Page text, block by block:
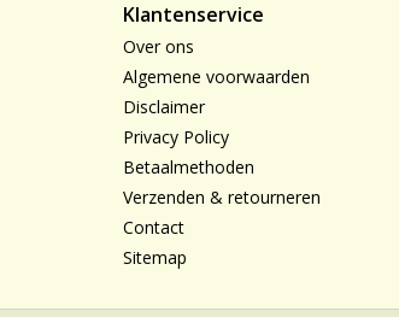
Klantenservice
Over ons
Algemene voorwaarden
Disclaimer
Privacy Policy
Betaalmethoden
Verzenden & retourneren
Contact
Sitemap